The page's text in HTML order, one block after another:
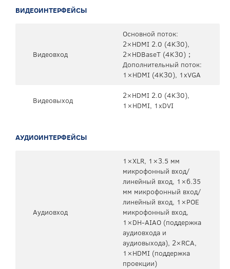
ВИДЕОИНТЕРФЕЙСЫ
Видеовход
Основной поток:
2×HDMI 2.0 (4K30),
2×HDBaseT (4K30)；
Дополнительный поток:
1×HDMI (4K30), 1xVGA
Видеовыход
2×HDMI 2.0 (4K30),
1×HDMI, 1xDVI
АУДИОИНТЕРФЕЙСЫ
Аудиовход
1×XLR, 1×3.5 мм
микрофонный вход/
линейный вход, 1×6.35
мм микрофонный вход/
линейный вход, 1×POE
микрофонный вход,
1×DH-AIAO (поддержка
аудиовхода и
аудиовыхода), 2×RCA,
1×HDMI (поддержка
проекции)